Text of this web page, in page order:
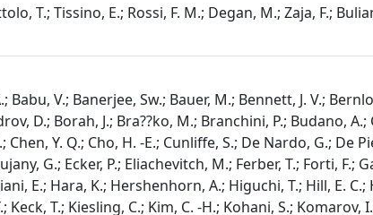
T.; Tissino, E.; Rossi, F. M.; Degan, M.; Zaja, F.;
V.; Banerjee, Sw.; Bauer, M.; Bennett, J. V.;
D.; Borah, J.; Bra??ko, M.; Branchini, P.; Budano,
Chen, Y. Q.; Cho, H. -E.; Cunliffe, S.; De Nardo, G.; De
G.; Ecker, P.; Eliachevitch, M.; Ferber, T.; Forti, F.;
E.; Hara, K.; Hershenhorn, A.; Higuchi, T.; Hill, E.
T.; Kiesling, C.; Kim, C. -H.; Kohani, S.; Komarov,